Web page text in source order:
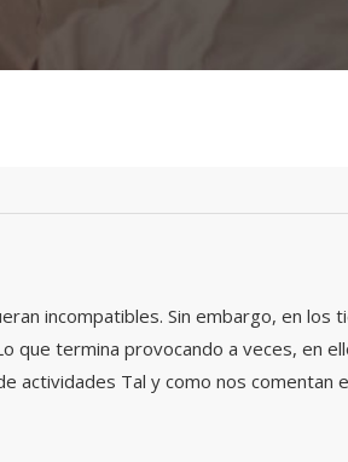
incompatibles. Sin embargo, en los
que termina provocando a veces, en
actividades Tal y como nos comentan